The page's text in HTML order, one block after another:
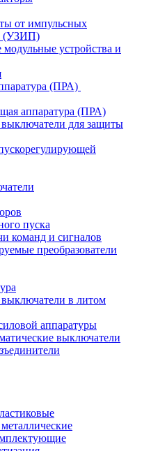
от импульсных
(УЗИП)
устройства и
(ПРА)
аппаратура (ПРА)
для защиты
пуска
команд и сигналов
преобразователи
в литом
аппаратуры
выключатели